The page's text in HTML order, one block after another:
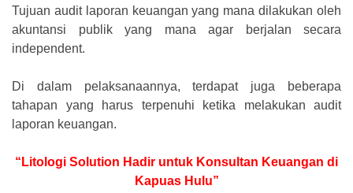
Tujuan audit laporan keuangan yang mana dilakukan oleh
akuntansi publik yang mana agar berjalan secara
independent.
Di dalam pelaksanaannya, terdapat juga beberapa
tahapan yang harus terpenuhi ketika melakukan audit
laporan keuangan.
“Litologi Solution Hadir untuk Konsultan Keuangan di
Kapuas Hulu”